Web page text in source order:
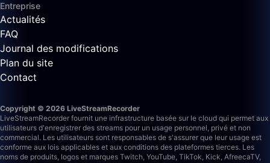
Entreprise
Actualités
FAQ
Journal des modifications
Plan du site
Contact
Copyright © 2026 LiveStreamRecorder
LiveStreamRecorder fournit une infrastructure basée sur le cloud qui permet aux
utilisateurs d'enregistrer des streams pour un usage personnel, privé et non
commercial. Les utilisateurs sont responsables de s'assurer que leur usage est
conforme aux lois applicables et aux conditions des plateformes tierces. Les
noms de produits, logos et marques Twitch, YouTube, TikTok, Kick, AfreecaTV,